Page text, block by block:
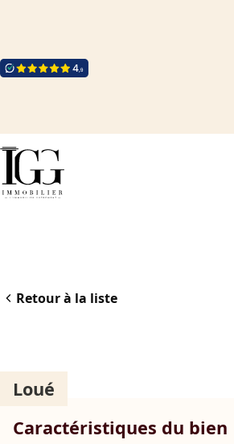
Retour à la liste
Loué
Caractéristiques du bien